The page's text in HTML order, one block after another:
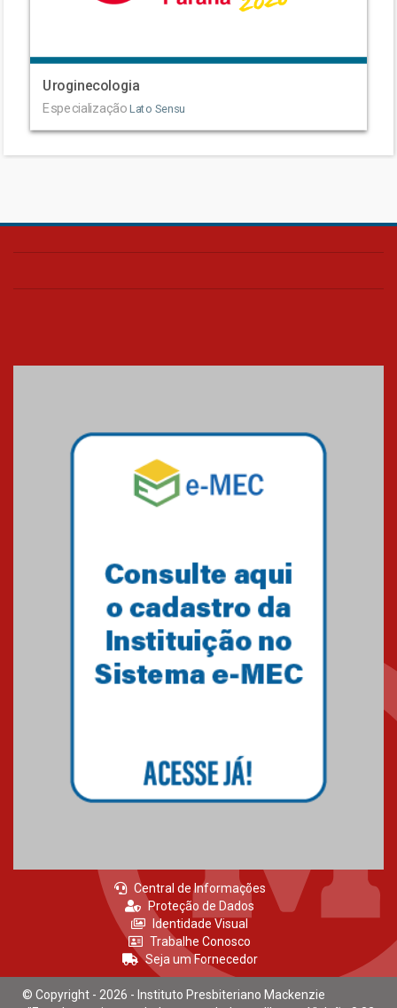
Uroginecologia
Especialização Lato Sensu
Central de Informações
Proteção de Dados
Identidade Visual
Trabalhe Conosco
Seja um Fornecedor
© Copyright - 2026 - Instituto Presbiteriano Mackenzie